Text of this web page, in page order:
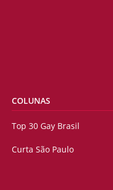
COLUNAS
Top 30 Gay Brasil
Curta São Paulo